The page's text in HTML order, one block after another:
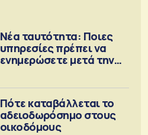
Νέα ταυτότητα: Ποιες
υπηρεσίες πρέπει να
ενημερώσετε μετά την
Πότε καταβάλλεται το
αδειοδωρόσημο στους
οικοδόμους